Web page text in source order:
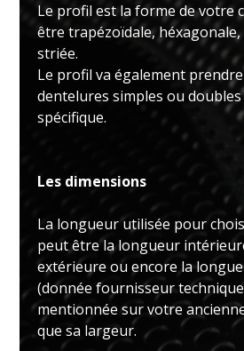
Le profil est la forme de votre
être trapézoïdale,
striée.
Le profil va également
dentelures simples ou doubles
spécifique.
Les dimensions
La longueur utilisée pour
peut être la longueur
extérieure ou encore la
(donnée fournisseur
mentionnée sur votre
que sa largeur.